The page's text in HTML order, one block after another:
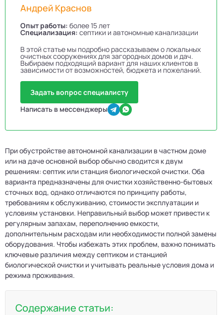
Андрей Краснов
Опыт работы: более 15 лет
Специализация: септики и автономные канализации
В этой статье мы подробно рассказываем о локальных
очистных сооружениях для загородных домов и дач.
Выбираем подходящий вариант для наших клиентов в
зависимости от возможностей, бюджета и пожеланий.
Задать вопрос специалисту
Написать в мессенджеры
При обустройстве автономной канализации в частном доме
или на даче основной выбор обычно сводится к двум
решениям: септик или станция биологической очистки. Оба
варианта предназначены для очистки хозяйственно-бытовых
сточных вод, однако отличаются по принципу работы,
требованиям к обслуживанию, стоимости эксплуатации и
условиям установки. Неправильный выбор может привести к
регулярным запахам, переполнению емкости,
дополнительным расходам или необходимости полной замены
оборудования. Чтобы избежать этих проблем, важно понимать
ключевые различия между септиком и станцией
биологической очистки и учитывать реальные условия дома и
режима проживания.
Содержание статьи: